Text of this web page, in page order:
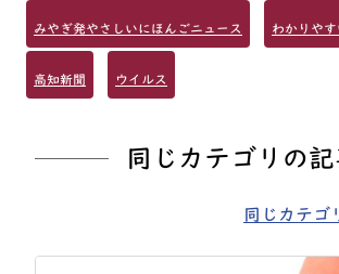
みやぎ発やさしいにほんごニュース わかりやす
高知新聞 ウイルス
同じカテゴリの記
同じカテゴ